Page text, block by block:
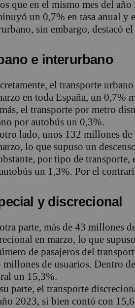
que en el mismo mes del
un 0,7% en tasa anual
sin embargo, destacó
e interurbano
el transporte
en toda España, un 0,7%
el transporte por metro
por autobús un 0,3%.
lado, unos 132 millones
lo que supuso un
por tipo de
un 1,3%. Por el
y discrecional
parte, más de 43 millones
en marzo, lo que
de pasajeros del
millones de usuarios. Dentro
un 15,3%.
parte, el transporte
2023, si bien contó con